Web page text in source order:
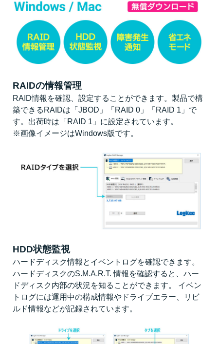
RAIDの情報管理
RAID情報を確認、設定することができます。製品で構
築できるRAIDは「JBOD」「RAID 0」「RAID 1」で
す。出荷時は「RAID 1」に設定されています。
※画像イメージはWindows版です。
HDD状態監視
ハードディスク情報とイベントログを確認できます。
ハードディスクのS.M.A.R.T. 情報を確認すると、ハー
ドディスク内部の状況を知ることができます。 イベン
トログには運用中の構成情報やドライブエラー、リビ
ルド情報などが記録されています。